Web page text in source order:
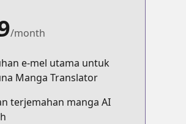
/month
e-mel utama untuk
Manga Translator
terjemahan manga AI